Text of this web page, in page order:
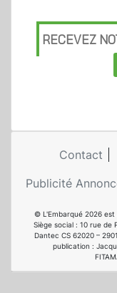
RECEVEZ
Contact
Publicité
© L'Embarqué 2026 est
Siège social : 10 rue de
Dantec CS 62020 –
publication :